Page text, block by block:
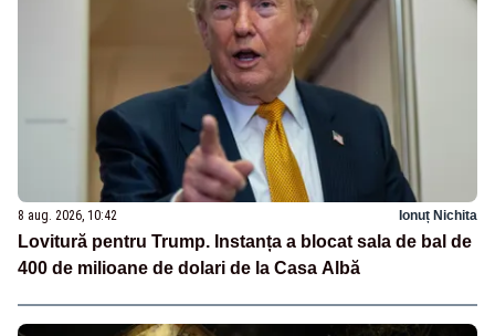
8 aug. 2026, 10:42 Ionuț Nichita
Lovitură pentru Trump. Instanța a blocat sala de bal de
400 de milioane de dolari de la Casa Albă